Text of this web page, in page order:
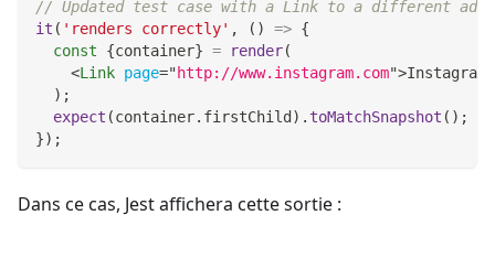
// Updated test case with a Link to a different
it ( 'renders correctly' , ( ) => {
const
{container} = render(
<Link page="http://www.instagram.com">Instagram
) ;
expect (container. firstChild ) . toMatchSnapshot ( ) ;
}) ;
Dans ce cas, Jest affichera cette sortie :